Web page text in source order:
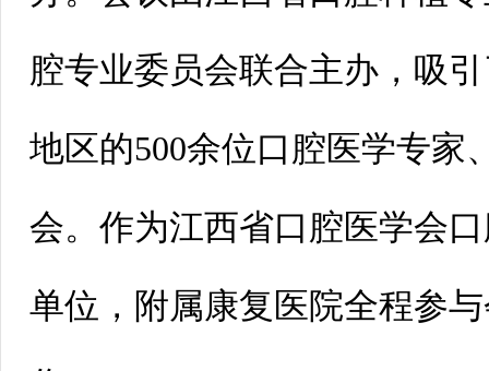
腔专业委员会联合主办，吸
地区的500余位口腔医学专家
会。作为江西省口腔医学会
单位，附属康复医院全程参